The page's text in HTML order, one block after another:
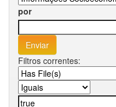
por
Filtros correntes: